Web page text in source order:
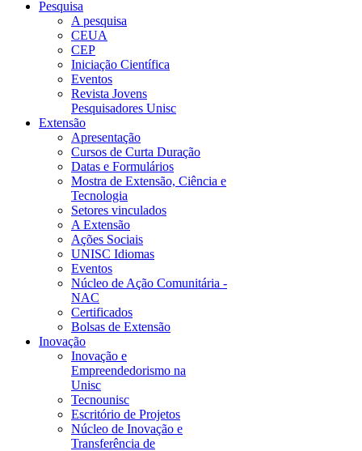
Pesquisa
A pesquisa
CEUA
CEP
Iniciação Científica
Eventos
Revista Jovens
Pesquisadores Unisc
Extensão
Apresentação
Cursos de Curta Duração
Datas e Formulários
Mostra de Extensão, Ciência e
Tecnologia
Setores vinculados
A Extensão
Ações Sociais
UNISC Idiomas
Eventos
Núcleo de Ação Comunitária -
NAC
Certificados
Bolsas de Extensão
Inovação
Inovação e
Empreendedorismo na
Unisc
Tecnounisc
Escritório de Projetos
Núcleo de Inovação e
Transferência de